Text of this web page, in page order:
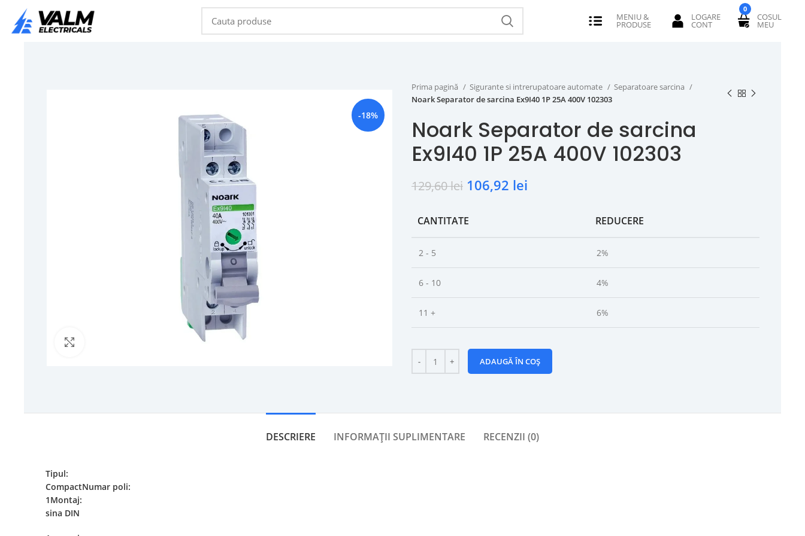
0
-18%
Prima pagină Sigurante si intrerupatoare automate
Separatoare sarcina
Noark Separator de sarcina Ex9I40 1P 25A 400V 102303
Noark Separator de sarcina
Ex9I40 1P 25A 400V 102303
129,60lei 106,92 lei
CANTITATE REDUCERE
2 - 5 2%
6 - 10 4%
11 + 6%
ADAUGĂ ÎN COȘ
DESCRIERE INFORMAȚII SUPLIMENTARE RECENZII (0)
Tipul:
CompactNumar poli:
1Montaj:
sina DIN